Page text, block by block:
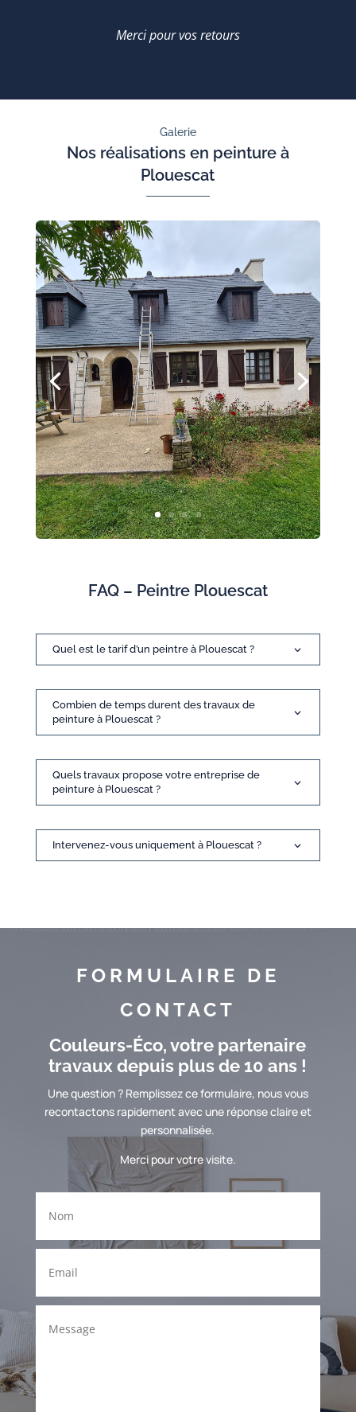
Merci pour vos retours
Galerie
Nos réalisations en peinture à
Plouescat
FAQ – Peintre Plouescat
Quel est le tarif d’un peintre à Plouescat ?
Combien de temps durent des travaux de
peinture à Plouescat ?
Quels travaux propose votre entreprise de
peinture à Plouescat ?
Intervenez-vous uniquement à Plouescat ?
FORMULAIRE DE
CONTACT
Couleurs-Éco, votre partenaire
travaux depuis plus de 10 ans !
Une question ? Remplissez ce formulaire, nous vous
recontactons rapidement avec une réponse claire et
personnalisée.
Merci pour votre visite.